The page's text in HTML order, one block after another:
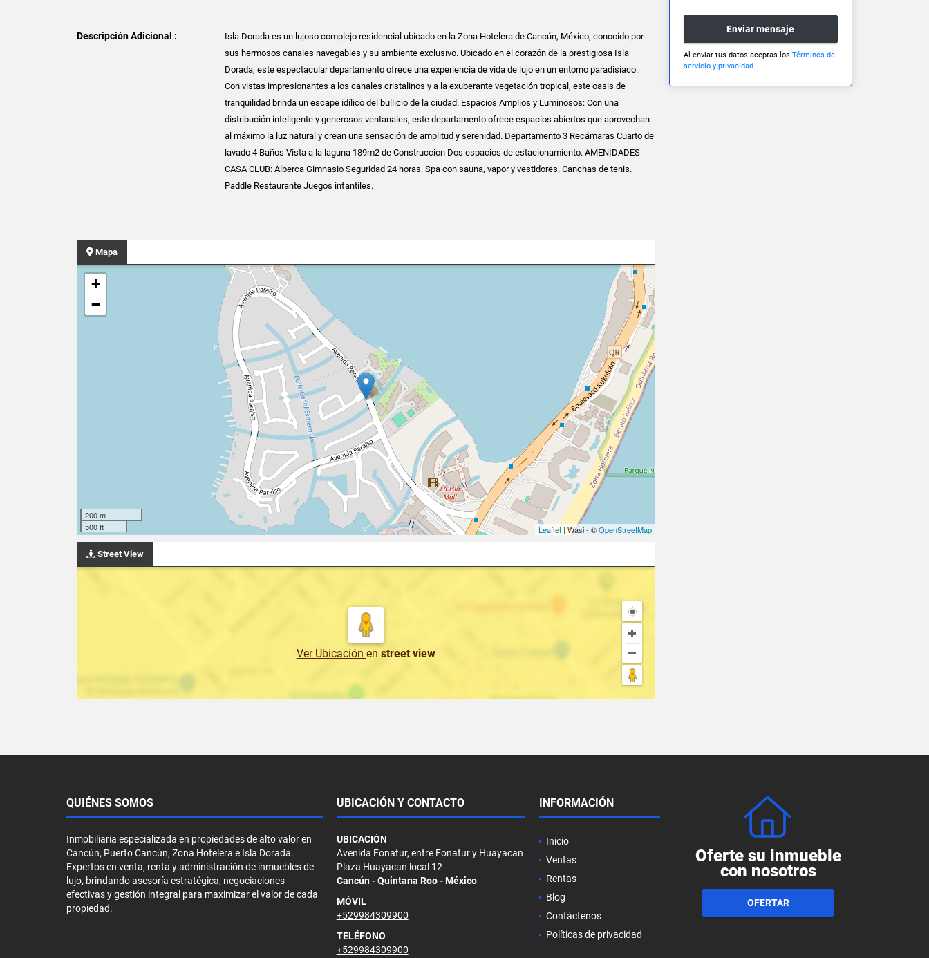
Descripción Adicional :
Isla Dorada es un lujoso complejo residencial ubicado en la Zona Hotelera de Cancún, México, conocido por
sus hermosos canales navegables y su ambiente exclusivo. Ubicado en el corazón de la prestigiosa Isla
Dorada, este espectacular departamento ofrece una experiencia de vida de lujo en un entorno paradisíaco.
Con vistas impresionantes a los canales cristalinos y a la exuberante vegetación tropical, este oasis de
tranquilidad brinda un escape idílico del bullicio de la ciudad. Espacios Amplios y Luminosos: Con una
distribución inteligente y generosos ventanales, este departamento ofrece espacios abiertos que aprovechan
al máximo la luz natural y crean una sensación de amplitud y serenidad. Departamento 3 Recámaras Cuarto de
lavado 4 Baños Vista a la laguna 189m2 de Construccion Dos espacios de estacionamiento. AMENIDADES
CASA CLUB: Alberca Gimnasio Seguridad 24 horas. Spa con sauna, vapor y vestidores. Canchas de tenis.
Paddle Restaurante Juegos infantiles.
Mapa
+
−
200 m
500 ft
Leaflet| Wasi - ©OpenStreetMap
Street View
Ver Ubicación en street view
Enviar mensaje
Al enviar tus datos aceptas los Términos de
servicio y privacidad
QUIÉNES SOMOS
Inmobiliaria especializada en propiedades de alto valor en
Cancún, Puerto Cancún, Zona Hotelera e Isla Dorada.
Expertos en venta, renta y administración de inmuebles de
lujo, brindando asesoría estratégica, negociaciones
efectivas y gestión integral para maximizar el valor de cada
propiedad.
UBICACIÓN Y CONTACTO
UBICACIÓN
Avenida Fonatur, entre Fonatur y Huayacan
Plaza Huayacan local 12
Cancún - Quintana Roo - México
MÓVIL
+529984309900
TELÉFONO
+529984309900
INFORMACIÓN
Inicio
Ventas
Rentas
Blog
Contáctenos
Políticas de privacidad
Oferte su inmueble
con nosotros
OFERTAR